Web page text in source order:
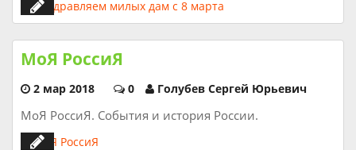
МоЯ РоссиЯ
2 мар 2018 0 Голубев Сергей Юрьевич
МоЯ РоссиЯ. События и история России.